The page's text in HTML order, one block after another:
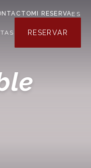
MI RESERVAES
RESERVAR